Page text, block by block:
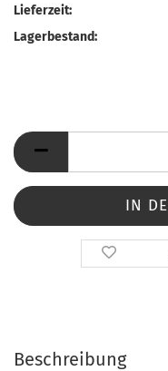
Lieferzeit:
Lagerbestand:
Beschreibung